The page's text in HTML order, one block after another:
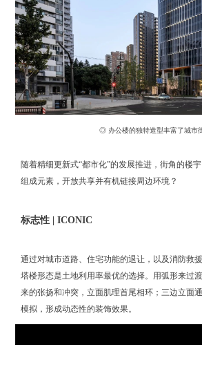
◎ 办公楼的独特造型丰富了城市
随着精细更新式“都市化”的发展推进，街角的楼
组成元素，开放共享并有机链接周边环境？
标志性 | ICONIC
通过对城市道路、住宅功能的退让，以及消防救
塔楼形态是土地利用率最优的选择。用弧形来过
来的张扬和冲突，立面肌理首尾相环；三边立面
模拟，形成动态性的装饰效果。